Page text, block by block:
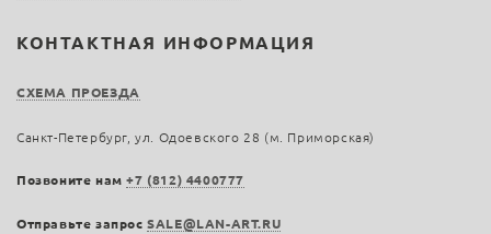
КОНТАКТНАЯ ИНФОРМАЦИЯ
СХЕМА ПРОЕЗДА
Санкт-Петербург, ул. Одоевского 28 (м. Приморская)
Позвоните нам+7 (812) 4400777
Отправьте запросSALE@LAN-ART.RU